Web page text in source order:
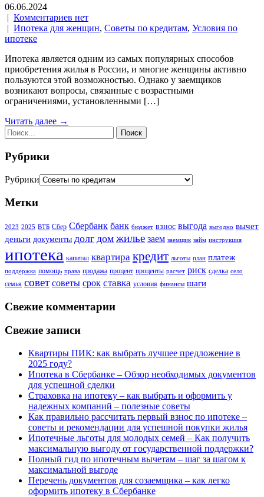
06.06.2024
| Комментариев нет
| Ипотека для женщин, Советы по кредитам, Условия по
ипотеке
Ипотека является одним из самых популярных способов
приобретения жилья в России, и многие женщины активно
пользуются этой возможностью. Однако у заемщиков
возникают вопросы, связанные с возрастными
ограничениями, установленными […]
Читать далее →
Рубрики
Рубрики
Метки
2023 2025 ВТБ Сбер Сбербанк банк бюджет взнос выгода выгодно вычет
деньги документы долг дом жилье заем заемщик займ инструкция
ипотека капитал квартира кредит льготы план платеж
поддержка помощь права продажа процент проценты расчет риск сделка село
семья совет советы срок ставка условия финансы шаги
Свежие комментарии
Свежие записи
Квартиры ПИК: как выбрать лучшее предложение в
2025 году?
Ипотека в Сбербанке – Обзор необходимых документов
для успешной сделки
Страховка на ипотеку – как выбрать и оформить у
надежных компаний – полезные советы
Как правильно рассчитать первый взнос по ипотеке –
советы и рекомендации для успешной покупки жилья
Ипотечные льготы для молодых семей – Как получить
максимальную выгоду от государственной поддержки?
Полный гид по ипотечным вычетам – шаг за шагом к
максимальной выгоде
Перечень документов для созаемщика – как легко
оформить ипотеку в Сбербанке